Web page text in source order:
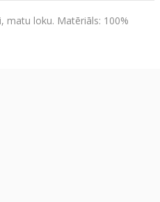
matu loku. Matēriāls: 100%